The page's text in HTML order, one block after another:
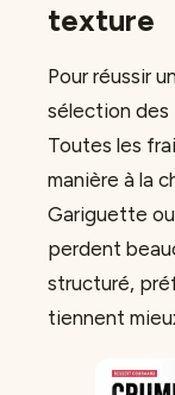
texture
Pour réussir un
sélection des
Toutes les
manière à la
Gariguette
perdent
structuré,
tiennent